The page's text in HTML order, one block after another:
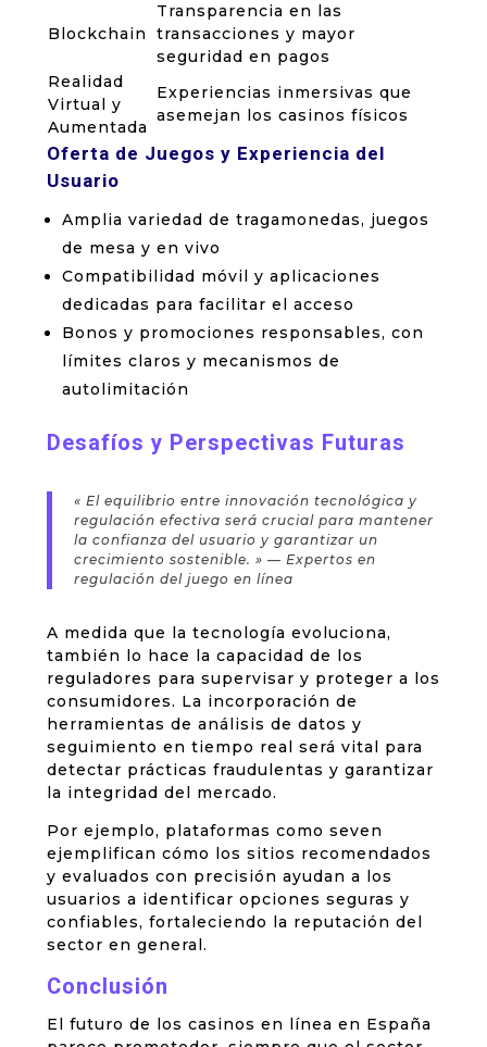
Blockchain
Transparencia en las
transacciones y mayor
seguridad en pagos
Realidad
Virtual y
Aumentada
Experiencias inmersivas que
asemejan los casinos físicos
Oferta de Juegos y Experiencia del
Usuario
Amplia variedad de tragamonedas, juegos
de mesa y en vivo
Compatibilidad móvil y aplicaciones
dedicadas para facilitar el acceso
Bonos y promociones responsables, con
límites claros y mecanismos de
autolimitación
Desafíos y Perspectivas Futuras
« El equilibrio entre innovación tecnológica y
regulación efectiva será crucial para mantener
la confianza del usuario y garantizar un
crecimiento sostenible. » — Expertos en
regulación del juego en línea
A medida que la tecnología evoluciona,
también lo hace la capacidad de los
reguladores para supervisar y proteger a los
consumidores. La incorporación de
herramientas de análisis de datos y
seguimiento en tiempo real será vital para
detectar prácticas fraudulentas y garantizar
la integridad del mercado.
Por ejemplo, plataformas como seven
ejemplifican cómo los sitios recomendados
y evaluados con precisión ayudan a los
usuarios a identificar opciones seguras y
confiables, fortaleciendo la reputación del
sector en general.
Conclusión
El futuro de los casinos en línea en España